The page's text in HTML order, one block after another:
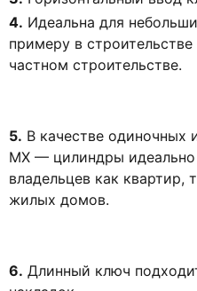
4. Идеальна для
примеру в
частном строительстве.
5. В качестве одиночных
МХ — цилиндры идеально
владельцев как квартир,
жилых домов.
6. Длинный ключ